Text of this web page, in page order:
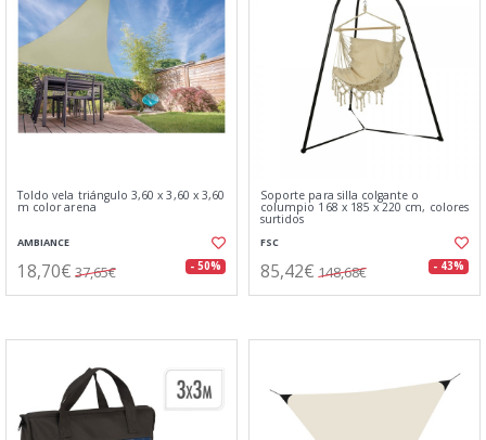
Toldo vela triángulo 3,60 x 3,60 x 3,60
m color arena
AMBIANCE
18,70€ 37,65€ - 50%
Soporte para silla colgante o
columpio 168 x 185 x 220 cm, colores
surtidos
FSC
85,42€ 148,68€ - 43%